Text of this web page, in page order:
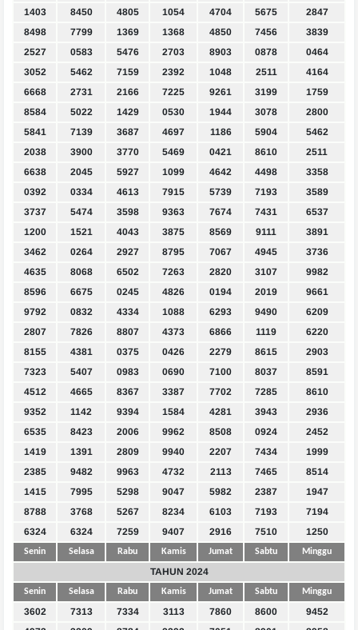
1403
8450 4805 1054 4704 5675
2847
8498
7799 1369 1368 4850 7456
3839
2527
0583 5476 2703 8903 0878
0464
3052
5462 7159 2392 1048 2511
4164
6668
2731 2166 7225 9261 3199
1759
8584
5022 1429 0530 1944 3078
2800
5841
7139 3687 4697 1186 5904
5462
2038
3900 3770 5469 0421 8610
2511
6638
2045 5927 1099 4642 4498
3358
0392
0334 4613 7915 5739 7193
3589
3737
5474 3598 9363 7674 7431
6537
1200
1521 4043 3875 8569 9111
3891
3462
0264 2927 8795 7067 4945
3736
4635
8068 6502 7263 2820 3107
9982
8596
6675 0245 4826 0194 2019
9661
9792
0832 4334 1088 6293 9490
6209
2807
7826 8807 4373 6866 1119
6220
8155
4381 0375 0426 2279 8615
2903
7323
5407 0983 0690 7100 8037
8591
4512
4665 8367 3387 7702 7285
8610
9352
1142 9394 1584 4281 3943
2936
6535
8423 2006 9962 8508 0924
2452
1419
1391 2809 9940 2207 7434
1999
2385
9482 9963 4732 2113 7465
8514
1415
7995 5298 9047 5982 2387
1947
8788
3768 5267 8234 6103 7193
7194
6324
6324 7259 9407 2916 7510 1250
Senin Selasa Rabu Kamis Jumat Sabtu Minggu
TAHUN 2024
Senin Selasa Rabu Kamis Jumat Sabtu Minggu
3602 7313 7334 3113 7860 8600
9452